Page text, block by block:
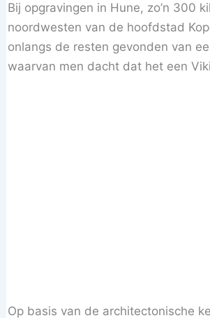
Bij opgravingen in Hune, zo’n 300
noordwesten van de hoofdstad
onlangs de resten gevonden van
waarvan men dacht dat het een
Op basis van de architectonische